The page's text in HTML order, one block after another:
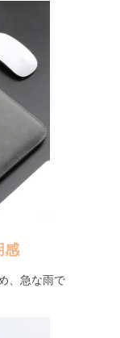
感
、急な雨で